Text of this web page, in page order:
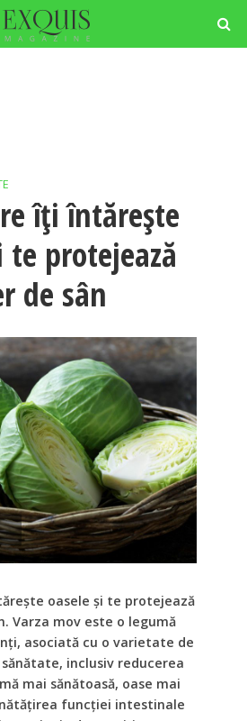
îți întărește
te protejează
de sân
oasele și te protejează
Varza mov este o legumă
asociată cu o varietate de
inclusiv reducerea
mai sănătoasă, oase mai
funcției intestinale